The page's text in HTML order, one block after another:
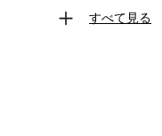
すべて見る